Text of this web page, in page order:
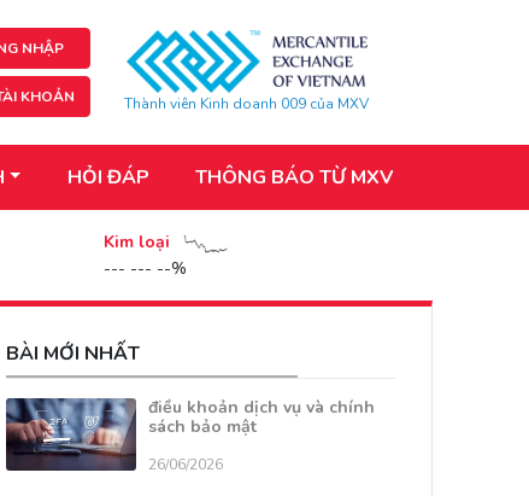
NHẬP
KHOẢN Thành viên Kinh doanh 009 của MXV
HỎI ĐÁP THÔNG BÁO TỪ MXV
Kim loại
--- --- --%
BÀI MỚI NHẤT
điều khoản dịch vụ và chính
sách bảo mật
26/06/2026